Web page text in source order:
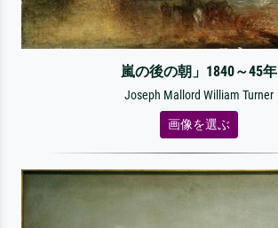
嵐の後の朝」1840～45年
Joseph Mallord William Turner
画像を選ぶ